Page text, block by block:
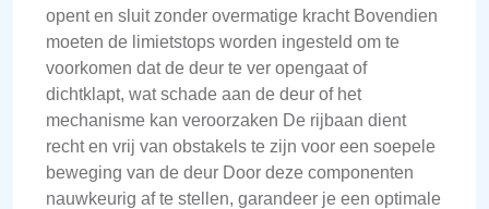
opent en sluit zonder overmatige kracht Bovendien
moeten de limietstops worden ingesteld om te
voorkomen dat de deur te ver opengaat of
dichtklapt, wat schade aan de deur of het
mechanisme kan veroorzaken De rijbaan dient
recht en vrij van obstakels te zijn voor een soepele
beweging van de deur Door deze componenten
nauwkeurig af te stellen, garandeer je een optimale